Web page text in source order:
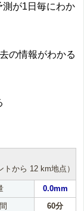
測が1日毎にわか
の情報がわかる
トから 12 km地点）
0.0mm
60分